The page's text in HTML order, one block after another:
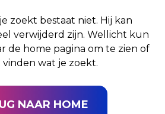
zoekt bestaat niet. Hij kan
verwijderd zijn. Wellicht kun
de home pagina om te zien of
wat je zoekt.
NAAR HOME